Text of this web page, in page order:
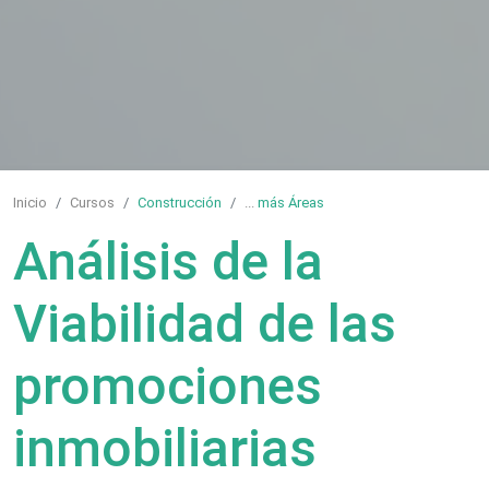
Inicio Cursos Construcción ... más Áreas
Análisis de la
Viabilidad de las
promociones
inmobiliarias